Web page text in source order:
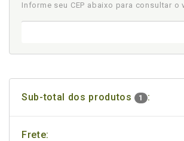
Informe seu CEP abaixo para consultar o
Sub-total dos produtos 1 :
Frete: